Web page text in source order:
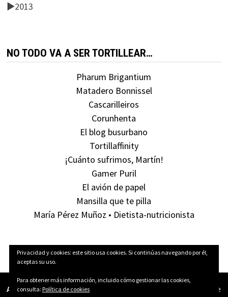
►2013
NO TODO VA A SER TORTILLEAR…
Pharum Brigantium
Matadero Bonnissel
Cascarilleiros
Corunhenta
El blog busurbano
Tortillaffinity
¡Cuánto sufrimos, Martín!
Gamer Puril
El avión de papel
Mansilla que te pilla
María Pérez Muñoz • Dietista-nutricionista
Aún Pillas Tortillas!está publicado bajo una licencia
Creative
Privacidad y cookies: este sitio usa cookies. Si continúas navegando por él,
aceptas su uso.
Para obtener más información, incluido cómo gestionar las cookies,
consulta: Política de cookies